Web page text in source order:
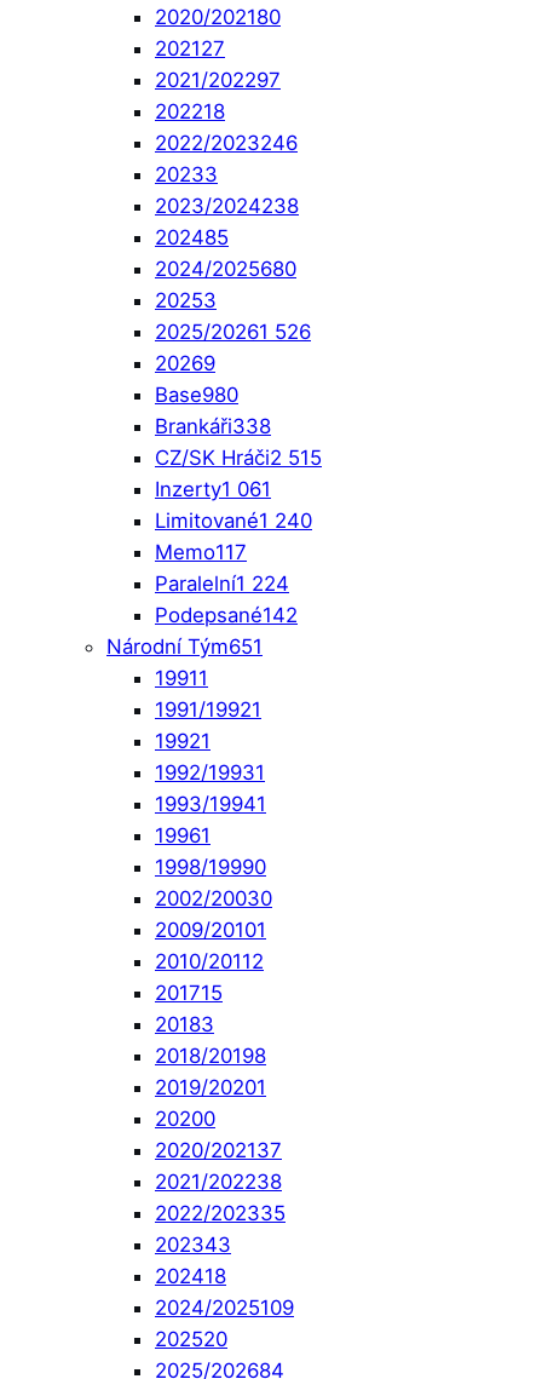
2020/202180
202127
2021/202297
202218
2022/2023246
20233
2023/2024238
202485
2024/2025680
20253
2025/20261 526
20269
Base980
Brankáři338
CZ/SK Hráči2 515
Inzerty1 061
Limitované1 240
Memo117
Paralelní1 224
Podepsané142
Národní Tým651
19911
1991/19921
19921
1992/19931
1993/19941
19961
1998/19990
2002/20030
2009/20101
2010/20112
201715
20183
2018/20198
2019/20201
20200
2020/202137
2021/202238
2022/202335
202343
202418
2024/2025109
202520
2025/202684